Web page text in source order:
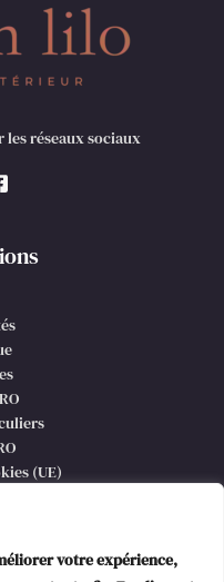
votre expérience,
les réseaux sociaux
(UE)